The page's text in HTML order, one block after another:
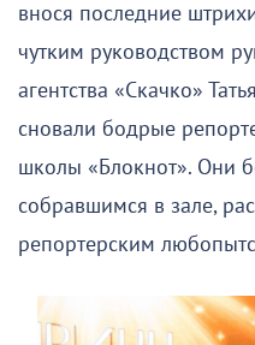
внося последние
чутким руководством
агентства «Скачко»
сновали бодрые
школы «Блокнот». Они
собравшимся в зале,
репортерским